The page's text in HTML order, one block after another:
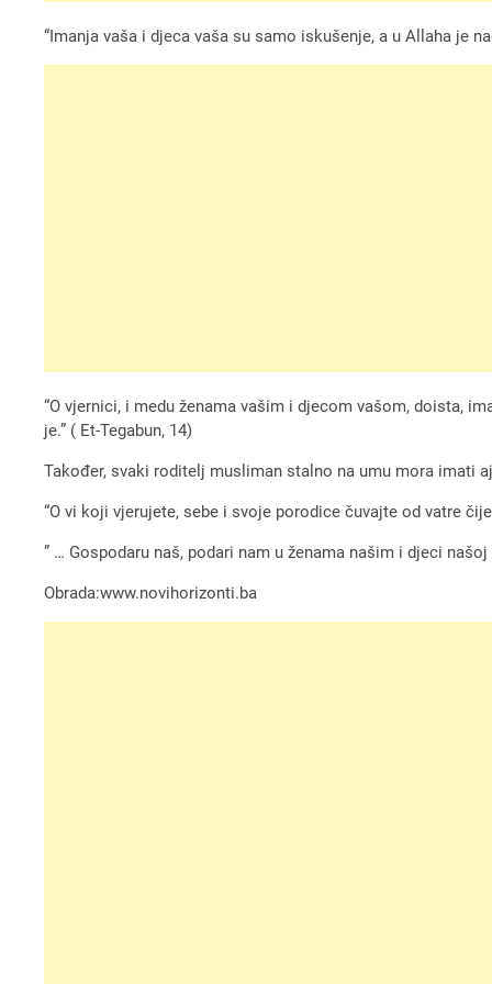
“Imanja vaša i djeca vaša su samo iskušenje, a u Allaha je
“O vjernici, i medu ženama vašim i djecom vašom, doista,
je.” ( Et-Tegabun, 14)
Također, svaki roditelj musliman stalno na umu mora imati
“O vi koji vjerujete, sebe i svoje porodice čuvajte od vatre
” … Gospodaru naš, podari nam u ženama našim i djeci
Obrada:www.novihorizonti.ba